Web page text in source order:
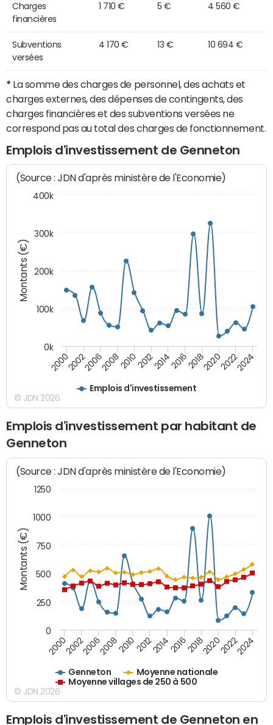
Charges
financières
1 710 € 5 € 4 560 €
Subventions
versées
4 170 € 13 € 10 694 €
* La somme des charges de personnel, des achats et
charges externes, des dépenses de contingents, des
charges financières et des subventions versées ne
correspond pas au total des charges de fonctionnement.
Emplois d'investissement de Genneton
Montants (€)
(Source : JDN d'après ministère de l'Economie)
Emplois d'investissement
200020022006200820102012201420162018202020222024
0k
100k
200k
300k
400k
© JDN 2026
Emplois d'investissement par habitant de
Genneton
Montants (€)
(Source : JDN d'après ministère de l'Economie)
Genneton
Moyenne nationale
Moyenne villages de 250 à 500
200020022006200820102012201420162018202020222024
0
250
500
750
1000
1250
© JDN 2026
Emplois d'investissement de Genneton en